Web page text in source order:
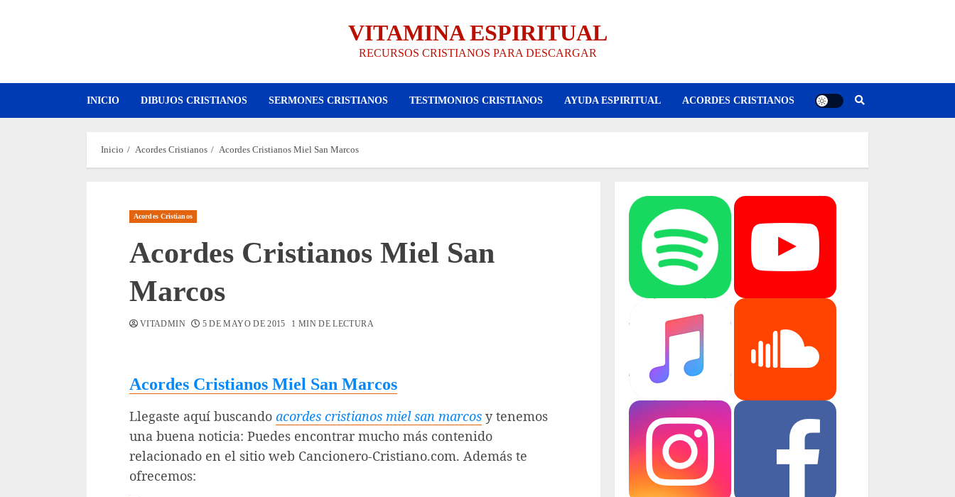
VITAMINA ESPIRITUAL
RECURSOS CRISTIANOS PARA DESCARGAR
INICIO DIBUJOS CRISTIANOS SERMONES CRISTIANOS TESTIMONIOS CRISTIANOS AYUDA ESPIRITUAL ACORDES CRISTIANOS
Inicio Acordes Cristianos Acordes Cristianos Miel San Marcos
Acordes Cristianos
Acordes Cristianos Miel San
Marcos
VITADMIN 5 DE MAYO DE 2015 1 MIN DE LECTURA
Acordes Cristianos Miel San Marcos
Llegaste aquí buscando acordes cristianos miel san marcos y tenemos
una buena noticia: Puedes encontrar mucho más contenido
relacionado en el sitio web Cancionero-Cristiano.com. Además te
ofrecemos: